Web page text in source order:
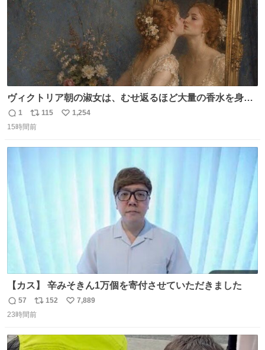
ヴィクトリア朝の淑女は、むせ返るほど大量の香水を身に
つけるものではないとされていた。それでも香水は、髪や
肌の手入れと同じくらい、ヴィクトリア朝の女性達の美容
が知る香水よりも単純な組成で、その大部分は薔薇、菫、
返
信
1
リ
ポ
115
い
1,254
15時間前
【カス】 辛みそきん1万個を寄付させていただきました
返
信
57
リ
ポ
ト
152
い
数
7,889
23時間前